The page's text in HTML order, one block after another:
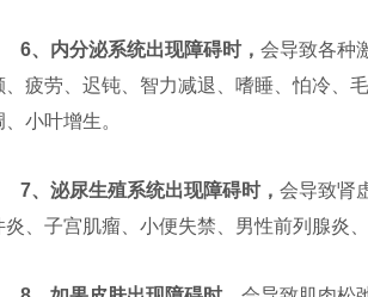
6、内分泌系统出现障碍时，会导致各种
、疲劳、迟钝、智力减退、嗜睡、怕冷、
、小叶增生。
7、泌尿生殖系统出现障碍时，会导致肾
炎、子宫肌瘤、小便失禁、男性前列腺炎